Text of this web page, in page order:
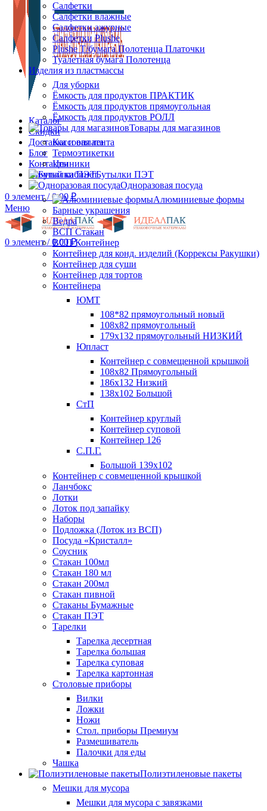
Каталог
Скидки
Доставка и оплата
Блог
Контакты
Личный кабинет
0 элемент / 0.00₽
Меню
0 элемент / 0.00₽
Салфетки
Салфетки влажные
Салфетки ажурные
Салфетки Plushe
Plushe Т/бумага Полотенца Платочки
Туалетная бумага Полотенца
Изделия из пластмассы
Для уборки
Ёмкость для продуктов ПРАКТИК
Ёмкость для продуктов прямоугольная
Ёмкость для продуктов РОЛЛ
Товары для магазинов
Кассовая лента
Термоэтикетки
Ценники
Бутылки ПЭТ
Одноразовая посуда
Алюминиевые формы
Барные украшения
Ведра
ВСП Стакан
ВСП Контейнер
Контейнер для конд. изделий (Коррексы Ракушки)
Контейнер для суши
Контейнер для тортов
Контейнера
ЮМТ
108*82 прямоугольный новый
108х82 прямоугольный
179х132 прямоугольный НИЗКИЙ
Юпласт
Контейнер с совмещенной крышкой
108х82 Прямоугольный
186х132 Низкий
138х102 Большой
СтП
Контейнер круглый
Контейнер суповой
Контейнер 126
С.П.Г.
Большой 139х102
Контейнер с совмещенной крышкой
Ланчбокс
Лотки
Лоток под запайку
Наборы
Подложка (Лоток из ВСП)
Посуда «Кристалл»
Соусник
Стакан 100мл
Стакан 180 мл
Стакан 200мл
Стакан пивной
Стаканы Бумажные
Стакан ПЭТ
Тарелки
Тарелка десертная
Тарелка большая
Тарелка суповая
Тарелка картонная
Столовые приборы
Вилки
Ложки
Ножи
Стол. приборы Премиум
Размешиватель
Палочки для еды
Чашка
Полиэтиленовые пакеты
Мешки для мусора
Мешки для мусора с завязками